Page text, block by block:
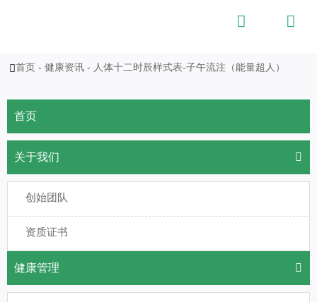
 
首页 -健康资讯 - 人体十二时辰样式表-子午流注（能量超人）
首页
关于我们 
创始团队
资质证书
健康管理 